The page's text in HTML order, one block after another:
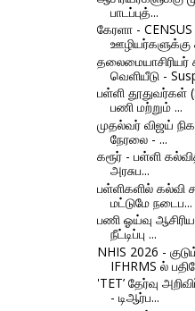
பாடப்புத்...
கேரளா - CENSUS
ஊழியர்களுக்கு
வெளியீடு -
பள்ளி தூதுவர்கள்
பணி மற்றும் ...
முதல்வர் விஜய்
நேரலை - ...
கரூர் - பள்ளி
அரசுப...
பள்ளிகளில் கல்வி
மட்டுமே நடைப...
பணி ஓய்வு
நீட்டிப்பு ...
NHIS 2026 -
IFHRMS ல்
'TET’ தேர்வு
- டிஆர்ப...